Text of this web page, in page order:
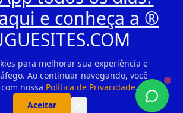
para melhorar sua experiência e
Ao continuar navegando, você
nossa Política de Privacidade.
Aceitar
e conheça a ®